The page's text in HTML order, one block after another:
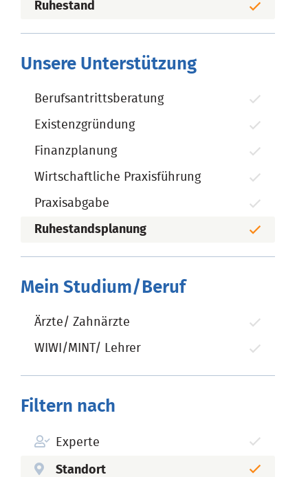
Ruhestand
Unsere Unterstützung
Berufsantrittsberatung
Existenzgründung
Finanzplanung
Wirtschaftliche Praxisführung
Praxisabgabe
Ruhestandsplanung
Mein Studium/Beruf
Ärzte/ Zahnärzte
WIWI/MINT/ Lehrer
Filtern nach
Experte
Standort